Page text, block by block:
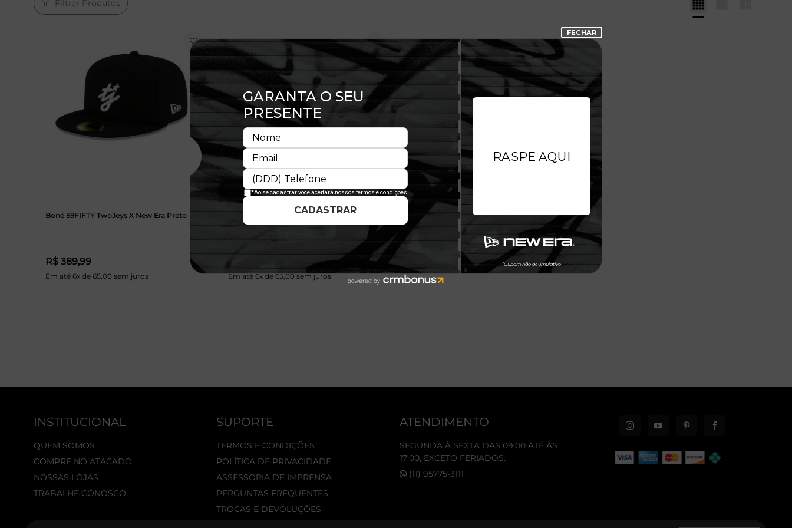
Filtrar Produtos
Boné 59FIFTY TwoJeys X New Era Preto
R$ 389,99
Em até 6x de 65,00 sem juros
Boné 59FIFTY TwoJeys X New Era
Vermelho
Em até 6x de 65,00 sem juros
INSTITUCIONAL
QUEM SOMOS
COMPRE NO ATACADO
NOSSAS LOJAS
TRABALHE CONOSCO
SUPORTE
TERMOS E CONDIÇÕES
POLÍTICA DE PRIVACIDADE
ASSESSORIA DE IMPRENSA
PERGUNTAS FREQUENTES
TROCAS E DEVOLUÇÕES
ATENDIMENTO
SEGUNDA À SEXTA DAS 09:00 ATÉ ÀS
17:00, EXCETO FERIADOS.
(11) 95775-3111